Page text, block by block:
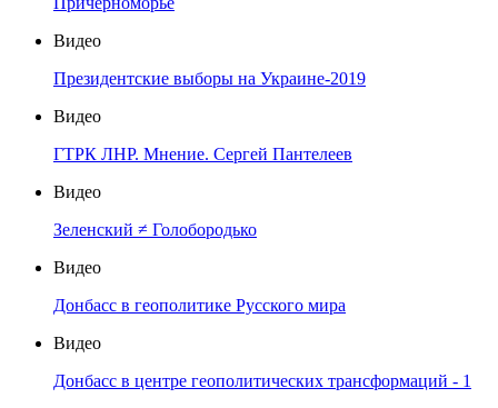
Видео
Президентские выборы на Украине-2019
Видео
ГТРК ЛНР. Мнение. Сергей Пантелеев
Видео
Зеленский ≠ Голобородько
Видео
Донбасс в геополитике Русского мира
Видео
Донбасс в центре геополитических трансформаций - 1